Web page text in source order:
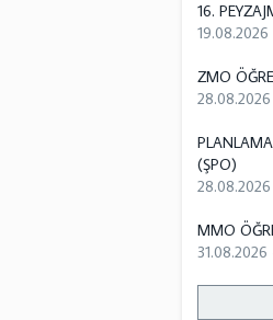
16.
ZMO
(ŞPO)
MMO